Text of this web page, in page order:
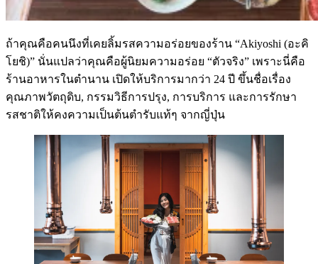
ถ้าคุณคือคนนึงที่เคยลิ้มรสความอร่อยของร้าน “Akiyoshi (อะคิ
โยชิ)” นั่นแปลว่าคุณคือผู้นิยมความอร่อย “ตัวจริง” เพราะนี่คือ
ร้านอาหารในตำนาน เปิดให้บริการมากว่า 24 ปี ขึ้นชื่อเรื่อง
คุณภาพวัตถุดิบ, กรรมวิธีการปรุง, การบริการ และการรักษา
รสชาติให้คงความเป็นต้นตำรับแท้ๆ จากญี่ปุ่น